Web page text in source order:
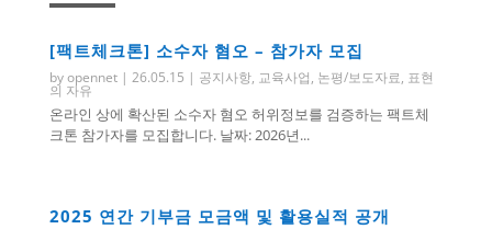
[팩트체크톤] 소수자 혐오 – 참가자 모집
byopennet| 26.05.15 | 공지사항, 교육사업, 논평/보도자료, 표현
의 자유
온라인 상에 확산된 소수자 혐오 허위정보를 검증하는 팩트체
크톤 참가자를 모집합니다. 날짜: 2026년...
2025 연간 기부금 모금액 및 활용실적 공개